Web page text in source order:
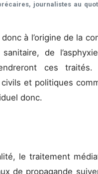
journalistes au
à l’origine de la
de
ces
et politiques
donc.
le traitement
de propagande